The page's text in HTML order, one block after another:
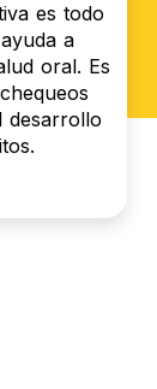
es todo
a
oral. Es
desarrollo